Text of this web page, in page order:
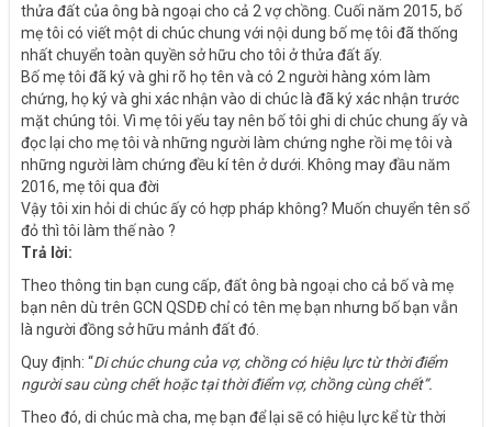
thửa đất của ông bà ngoại cho cả 2 vợ chồng. Cuối năm 2015, bố
mẹ tôi có viết một di chúc chung với nội dung bố mẹ tôi đã thống
nhất chuyển toàn quyền sở hữu cho tôi ở thửa đất ấy.
Bố mẹ tôi đã ký và ghi rõ họ tên và có 2 người hàng xóm làm
chứng, họ ký và ghi xác nhận vào di chúc là đã ký xác nhận trước
mặt chúng tôi. Vì mẹ tôi yếu tay nên bố tôi ghi di chúc chung ấy và
đọc lại cho mẹ tôi và những người làm chứng nghe rồi mẹ tôi và
những người làm chứng đều kí tên ở dưới. Không may đầu năm
2016, mẹ tôi qua đời
Vậy tôi xin hỏi di chúc ấy có hợp pháp không? Muốn chuyển tên sổ
đỏ thì tôi làm thế nào ?
Trả lời:
Theo thông tin bạn cung cấp, đất ông bà ngoại cho cả bố và mẹ
bạn nên dù trên GCN QSDĐ chỉ có tên mẹ bạn nhưng bố bạn vẫn
là người đồng sở hữu mảnh đất đó.
Quy định: “Di chúc chung của vợ, chồng có hiệu lực từ thời điểm
người sau cùng chết hoặc tại thời điểm vợ, chồng cùng chết”.
Theo đó, di chúc mà cha, mẹ bạn để lại sẽ có hiệu lực kể từ thời